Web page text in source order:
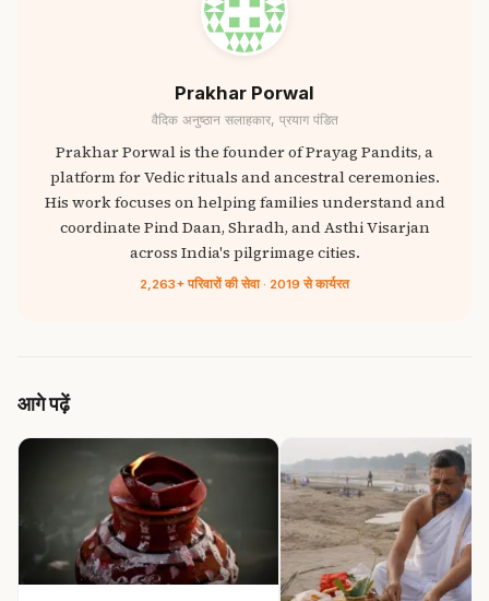
Prakhar Porwal
वैदिक अनुष्ठान सलाहकार, प्रयाग पंडित
Prakhar Porwal is the founder of Prayag Pandits, a
platform for Vedic rituals and ancestral ceremonies.
His work focuses on helping families understand and
coordinate Pind Daan, Shradh, and Asthi Visarjan
across India's pilgrimage cities.
2,263+ परिवारों की सेवा · 2019 से कार्यरत
आगे पढ़ें